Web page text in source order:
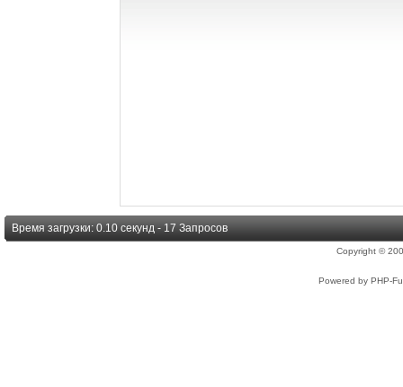
Время загрузки: 0.10 секунд - 17 Запросов
Copyright ©
Powered by PHP-